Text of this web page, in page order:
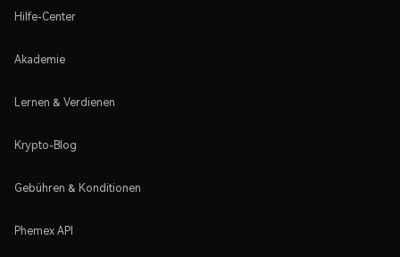
Hilfe-Center
Akademie
Lernen & Verdienen
Krypto-Blog
Gebühren & Konditionen
Phemex API